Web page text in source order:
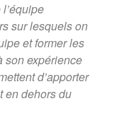
sur lesquels on
et former les
son expérience
d’apporter
en dehors du